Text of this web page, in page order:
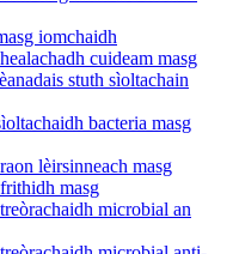
iomchaidh
cuideam masg
stuth sìoltachain
bacteria masg
lèirsinneach masg
masg
microbial an